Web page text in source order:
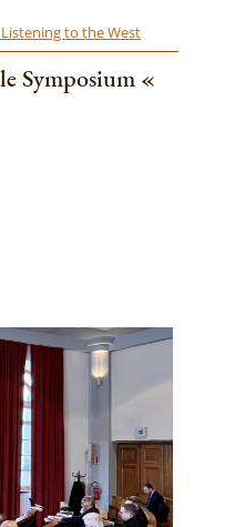
to the West
Symposium «